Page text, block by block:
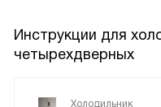
оповестила, и я успела
переживая за продукты.
Инструкции для
четырехдверных
Холодильник